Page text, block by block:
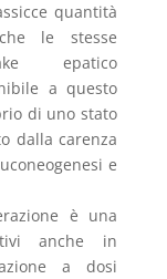
quantità
le stesse
epatico
a questo
di uno stato
dalla carenza
e
è una
anche in
a dosi